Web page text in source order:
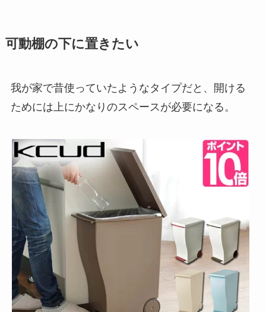
可動棚の下に置きたい
我が家で昔使っていたようなタイプだと、開ける
ためには上にかなりのスペースが必要になる。